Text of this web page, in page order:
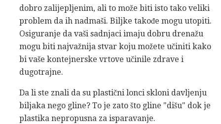
dobro zalijepljenim, ali to može biti isto tako veliki
problem da ih nadmaši. Biljke takođe mogu utopiti.
Osiguranje da vaši sadnjaci imaju dobru drenažu
mogu biti najvažnija stvar koju možete učiniti kako
bi vaše kontejnerske vrtove učinile zdrave i
dugotrajne.
Da li ste znali da su plastični lonci skloni davljenju
biljaka nego gline? To je zato što gline "dišu" dok je
plastika nepropusna za isparavanje.